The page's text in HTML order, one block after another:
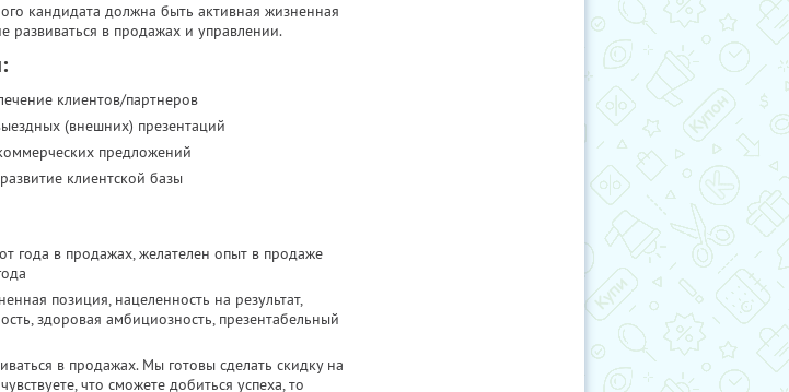
кандидата должна быть активная жизненная
развиваться в продажах и управлении.
клиентов/партнеров
(внешних) презентаций
предложений
клиентской базы
года в продажах, желателен опыт в продаже
позиция, нацеленность на результат,
здоровая амбициозность, презентабельный
в продажах. Мы готовы сделать скидку на
что сможете добиться успеха, то